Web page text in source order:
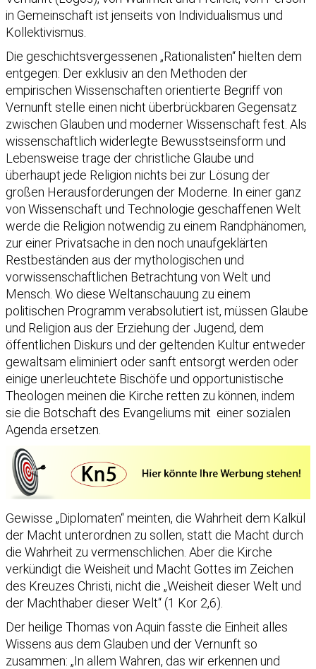
in Gemeinschaft ist jenseits von Individualismus und
Kollektivismus.
Die geschichtsvergessenen „Rationalisten“ hielten dem
entgegen: Der exklusiv an den Methoden der
empirischen Wissenschaften orientierte Begriff von
Vernunft stelle einen nicht überbrückbaren Gegensatz
zwischen Glauben und moderner Wissenschaft fest. Als
wissenschaftlich widerlegte Bewusstseinsform und
Lebensweise trage der christliche Glaube und
überhaupt jede Religion nichts bei zur Lösung der
großen Herausforderungen der Moderne. In einer ganz
von Wissenschaft und Technologie geschaffenen Welt
werde die Religion notwendig zu einem Randphänomen,
zur einer Privatsache in den noch unaufgeklärten
Restbeständen aus der mythologischen und
vorwissenschaftlichen Betrachtung von Welt und
Mensch. Wo diese Weltanschauung zu einem
politischen Programm verabsolutiert ist, müssen Glaube
und Religion aus der Erziehung der Jugend, dem
öffentlichen Diskurs und der geltenden Kultur entweder
gewaltsam eliminiert oder sanft entsorgt werden oder
einige unerleuchtete Bischöfe und opportunistische
Theologen meinen die Kirche retten zu können, indem
sie die Botschaft des Evangeliums mit einer sozialen
Agenda ersetzen.
Gewisse „Diplomaten“ meinten, die Wahrheit dem Kalkül
der Macht unterordnen zu sollen, statt die Macht durch
die Wahrheit zu vermenschlichen. Aber die Kirche
verkündigt die Weisheit und Macht Gottes im Zeichen
des Kreuzes Christi, nicht die „Weisheit dieser Welt und
der Machthaber dieser Welt“ (1 Kor 2,6).
Der heilige Thomas von Aquin fasste die Einheit alles
Wissens aus dem Glauben und der Vernunft so
zusammen: „In allem Wahren, das wir erkennen und